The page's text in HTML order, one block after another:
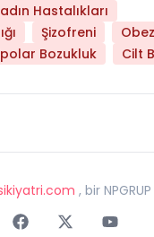
Hastalıkları
Şizofreni
Bozukluk Cilt
, bir